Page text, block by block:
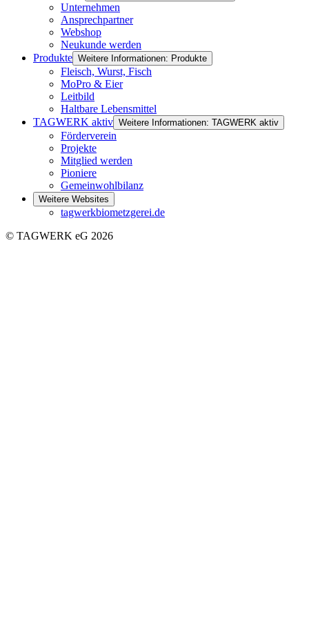
Unternehmen
Ansprechpartner
Webshop
Neukunde werden
Produkte Weitere Informationen: Produkte
Fleisch, Wurst, Fisch
MoPro & Eier
Leitbild
Haltbare Lebensmittel
TAGWERK aktiv Weitere Informationen: TAGWERK aktiv
Förderverein
Projekte
Mitglied werden
Pioniere
Gemeinwohlbilanz
Weitere Websites
tagwerkbiometzgerei.de
© TAGWERK eG 2026